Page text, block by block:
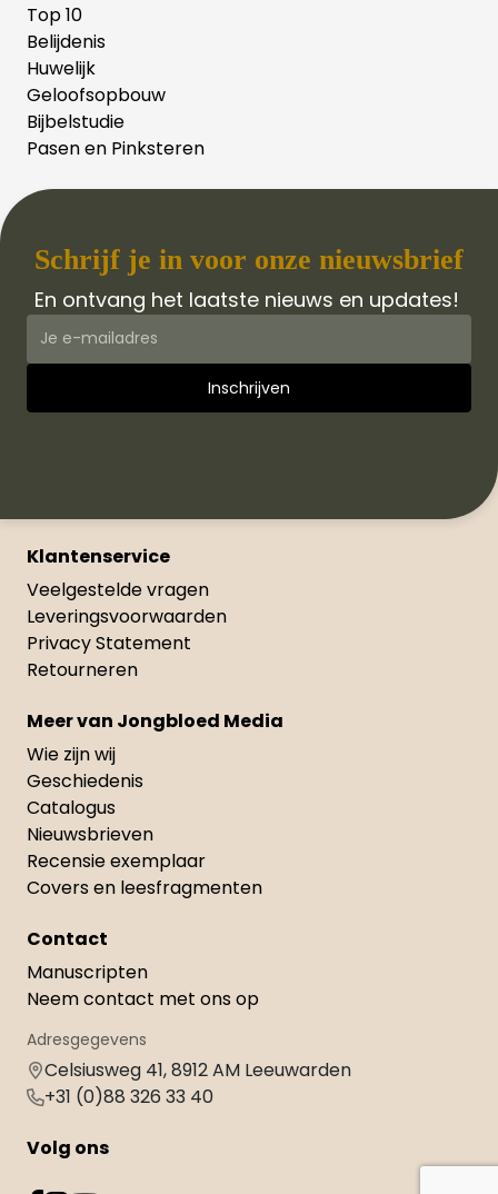
Top 10
Belijdenis
Huwelijk
Geloofsopbouw
Bijbelstudie
Pasen en Pinksteren
Schrijf je in voor onze nieuwsbrief
En ontvang het laatste nieuws en updates!
Klantenservice
Veelgestelde vragen
Leveringsvoorwaarden
Privacy Statement
Retourneren
Meer van Jongbloed Media
Wie zijn wij
Geschiedenis
Catalogus
Nieuwsbrieven
Recensie exemplaar
Covers en leesfragmenten
Contact
Manuscripten
Neem contact met ons op
Adresgegevens
Celsiusweg 41, 8912 AM Leeuwarden
+31 (0)88 326 33 40
Volg ons